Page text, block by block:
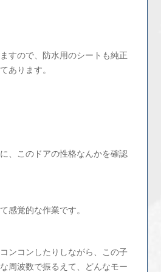
すので、防水用のシートも純正
あります。
、このドアの性格なんかを確認
感覚的な作業です。
ンコンしたりしながら、この子
周波数で振るえて、どんなモー